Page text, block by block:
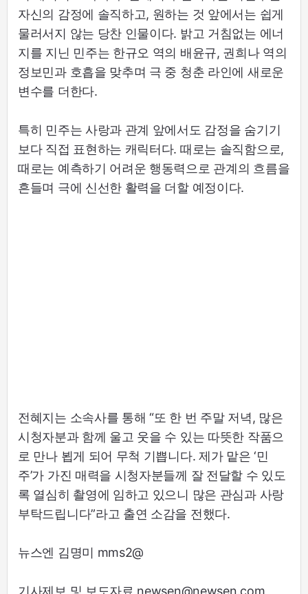
자신의 감정에 솔직하고, 원하는 것 앞에서는 쉽게
물러서지 않는 당찬 인물이다. 밝고 거침없는 에너
지를 지닌 민주는 한규오 역의 배윤규, 권희나 역의
정보민과 호흡을 맞추며 극 중 청춘 라인에 새로운
변수를 더한다.
특히 민주는 사랑과 관계 앞에서도 감정을 숨기기
보다 직접 표현하는 캐릭터다. 때로는 솔직함으로,
때로는 예측하기 어려운 행동력으로 관계의 흐름을
흔들며 극에 신선한 활력을 더할 예정이다.
전혜지는 소속사를 통해 “또 한 번 주말 저녁, 많은
시청자분과 함께 울고 웃을 수 있는 따뜻한 작품으
로 만나 뵙게 되어 무척 기쁩니다. 제가 맡은 ‘민
주’가 가진 매력을 시청자분들께 잘 전달할 수 있도
록 열심히 촬영에 임하고 있으니 많은 관심과 사랑
부탁드립니다”라고 출연 소감을 전했다.
뉴스엔 김명미 mms2@